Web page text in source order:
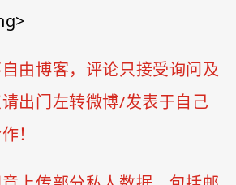
由博客，评论只接受询问及
出门左转微博/发表于自己
！